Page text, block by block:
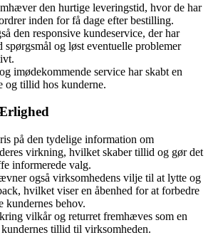
den hurtige leveringstid, hvor de har
inden for få dage efter bestilling.
den responsive kundeservice, der har
spørgsmål og løst eventuelle problemer
imødekommende service har skabt en
og tillid hos kunderne.
på den tydelige information om
virkning, hvilket skaber tillid og gør det
informerede valg.
også virksomhedens vilje til at lytte og
hvilket viser en åbenhed for at forbedre
kundernes behov.
vilkår og returret fremhæves som en
tillid til virksomheden.